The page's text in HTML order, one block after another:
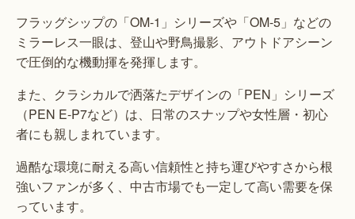
フラッグシップの「OM-1」シリーズや「OM-5」などの
ミラーレス一眼は、登山や野鳥撮影、アウトドアシーン
で圧倒的な機動揮を発揮します。
また、クラシカルで洒落たデザインの「PEN」シリーズ
（PEN E-P7など）は、日常のスナップや女性層・初心
者にも親しまれています。
過酷な環境に耐える高い信頼性と持ち運びやすさから根
強いファンが多く、中古市場でも一定して高い需要を保
っています。